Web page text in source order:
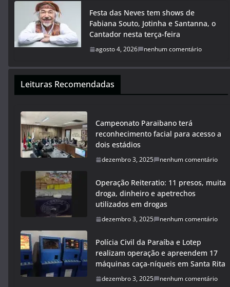
Festa das Neves tem shows de
Fabiana Souto, Jotinha e Santanna, o
Cantador nesta terça-feira
agosto 4, 2026 nenhum comentário
Leituras Recomendadas
Campeonato Paraibano terá
reconhecimento facial para acesso a
dois estádios
dezembro 3, 2025 nenhum comentário
Operação Reiteratio: 11 presos, muita
droga, dinheiro e apetrechos
utilizados em drogas
dezembro 3, 2025 nenhum comentário
Polícia Civil da Paraíba e Lotep
realizam operação e apreendem 17
máquinas caça-níqueis em Santa Rita
dezembro 3, 2025 nenhum comentário